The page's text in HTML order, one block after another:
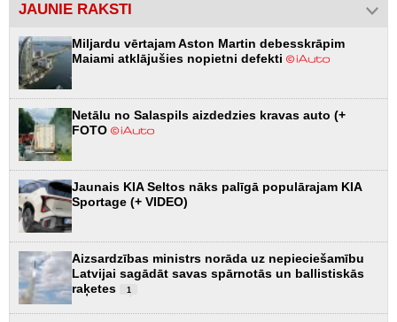
JAUNIE RAKSTI
Miljardu vērtajam Aston Martin debesskrāpim
Maiami atklājušies nopietni defekti
Netālu no Salaspils aizdedzies kravas auto (+
FOTO
Jaunais KIA Seltos nāks palīgā populārajam KIA
Sportage (+ VIDEO)
Aizsardzības ministrs norāda uz nepieciešamību
Latvijai sagādāt savas spārnotās un ballistiskās
raķetes
1